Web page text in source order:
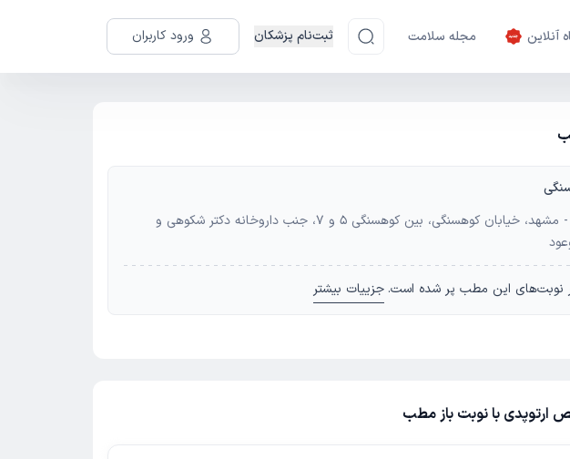
آنلاین مجله سلامت ثبت‌نام پزشکان ورود کاربران
آدرس: مشهد - مشهد، خیابان کوهسنگی، بین کوهسنگی 5 و 7، جنب داروخانه دکتر شکوهی و
نوبت‌های این مطب پر شده است. جزییات بیشتر
ارتوپدی با نوبت باز مطب